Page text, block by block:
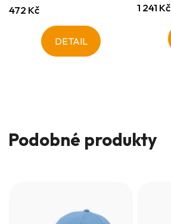
472 Kč
DETAIL
1 241 Kč
Podobné produkty